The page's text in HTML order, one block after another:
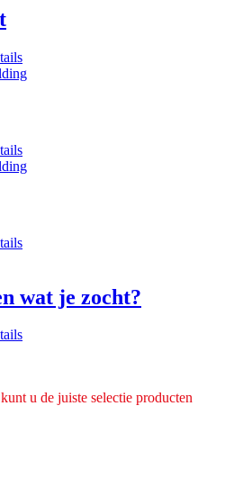
wat je zocht?
u de juiste selectie producten